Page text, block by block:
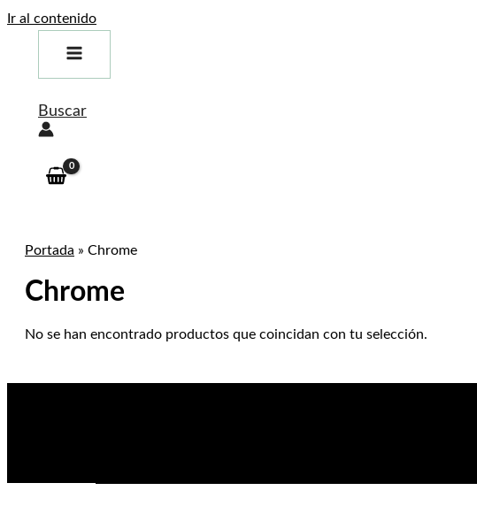
Ir al contenido
Buscar
Portada » Chrome
Chrome
No se han encontrado productos que coincidan con tu selección.